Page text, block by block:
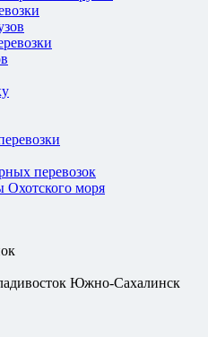
перевозок
моря
Южно-Сахалинск